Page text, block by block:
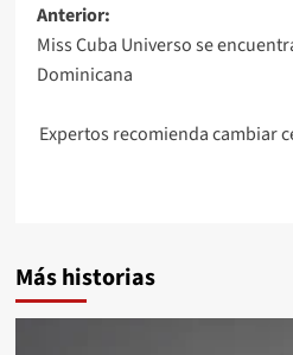
Anterior:
Miss Cuba Universo se
Dominicana
Expertos recomienda cambiar
Más historias